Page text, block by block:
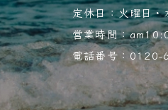
定休日：火曜日・
営業時間：
電話番号：